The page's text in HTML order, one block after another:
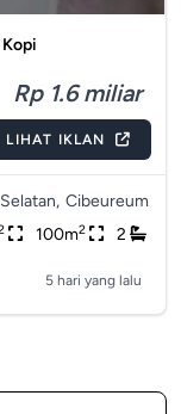
Rp 1.6 miliar
LIHAT IKLAN
Cibeureum
100m2 2
5 hari yang lalu